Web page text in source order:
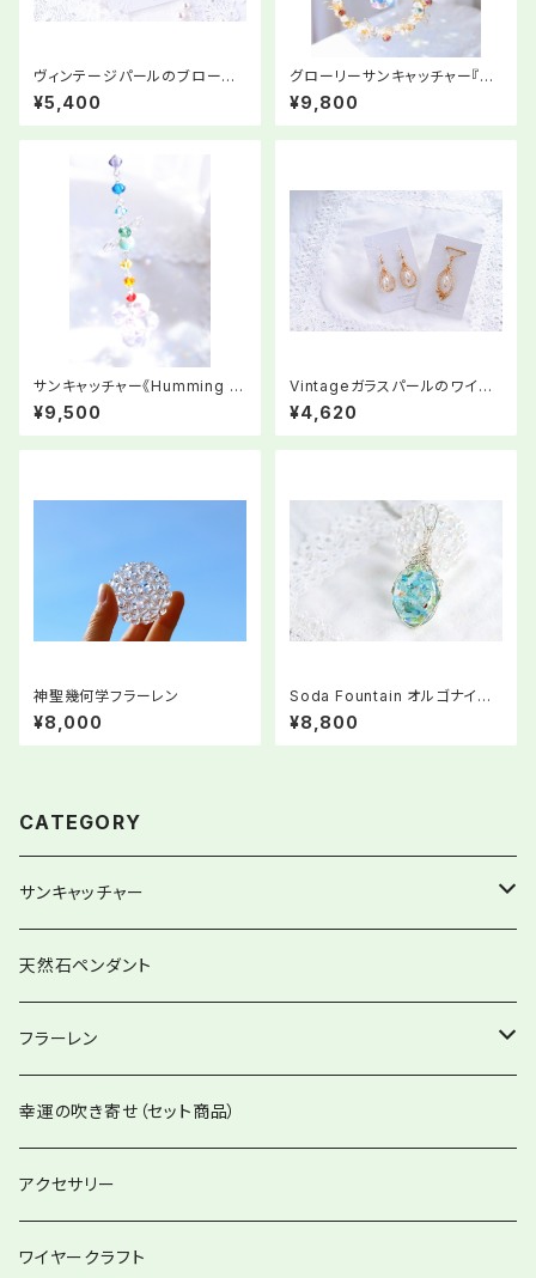
ヴィンテージパールのブロー
チ〜日常を「とっておきの私」で
過ごすアクセサリー
¥5,400
グローリーサンキャッチャー『ゆ
るぎないもの』
¥9,800
サンキャッチャー《Humming R
ay∞》ワイヤータイプ
¥9,500
Vintageガラスパールのワイヤ
ーアートピアス/ペンダントトップ
¥4,620
神聖幾何学フラーレン
¥8,000
Soda Fountain オルゴナイト
ペンダント
¥8,800
CATEGORY
サンキャッチャー
ストレートタイプ
グローリーサンキャッチャー
12item Suncatcher®︎
ハートminiサンキャッチャー
バッグチャーム兼用
天然石ペンダント
フラーレン
フラーレンペンダント
幸運の吹き寄せ（セット商品）
アクセサリー
ワイヤークラフト